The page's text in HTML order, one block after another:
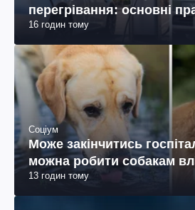
перегрівання: основні
16 годин тому
Соціум
Може закінчитись
можна робити собакам
13 годин тому